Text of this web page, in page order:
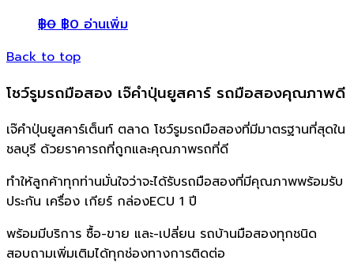
฿0 ฿0 อ่านเพิ่ม
Back to top
โชว์รูมรถมือสอง เจ๊คำปุ่นยูสคาร์ รถมือสองคุณภาพดี
เจ๊คำปุ่นยูสคาร์เต็นท์ ตลาด โชว์รูมรถมือสองที่มีมาตรฐานที่สุดใน
ชลบุรี ด้วยราคารถที่ถูกและคุณภาพรถที่ดี
ทำให้ลูกค้าทุกท่านมั่นใจว่าจะได้รับรถมือสองที่มีคุณภาพพร้อมรับ
ประกัน เครื่อง เกียร์ กล่องECU 1 ปี
พร้อมมีบริการ ซื้อ-ขาย และ-เปลี่ยน รถบ้านมือสองทุกชนิด
สอบถามเพิ่มเติมได้ทุกช่องทางการติดต่อ